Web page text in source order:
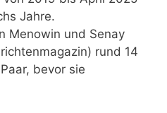
Jahre.
Menowin und Senay
rund 14
bevor sie